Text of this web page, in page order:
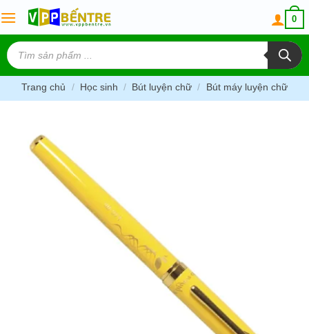
to
content
0
Tìm
kiếm
sản
phẩm
Trang chủ / Học sinh / Bút luyện chữ / Bút máy luyện chữ